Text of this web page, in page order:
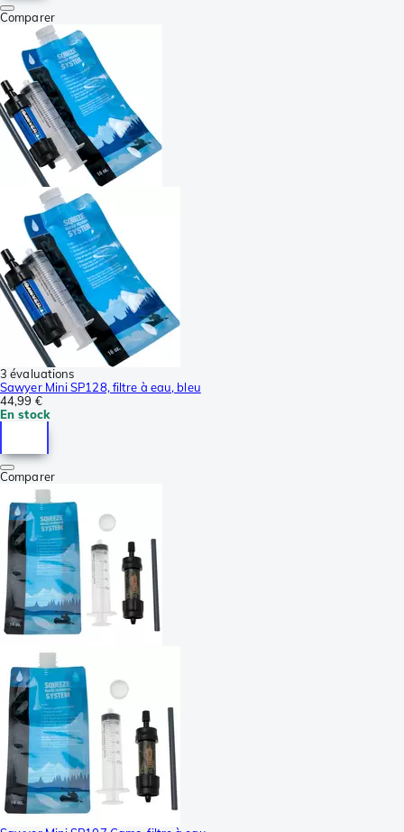
Comparer
3 évaluations
Sawyer Mini SP128, filtre à eau, bleu
44,99 €
En stock
Comparer